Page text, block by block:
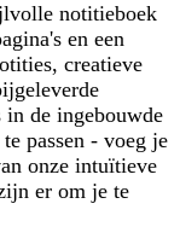
notitieboek
en een
creatieve
in de ingebouwde
passen - voeg je
onze intuïtieve
er om je te